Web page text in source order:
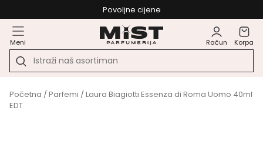
Povoljne cijene
Meni Račun Korpa
Početna /Parfemi / Laura Biagiotti Essenza di Roma Uomo 40ml
EDT